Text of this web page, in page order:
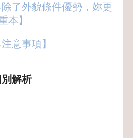
除了外貌條件優勢，妳更
本】
意事項】
解析